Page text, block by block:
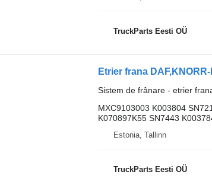
TruckParts Eesti OÜ
Sistem de frânare - etrier
MXC9103003 K003804
K070897K55 SN7443
Estonia, Tallinn
TruckParts Eesti OÜ